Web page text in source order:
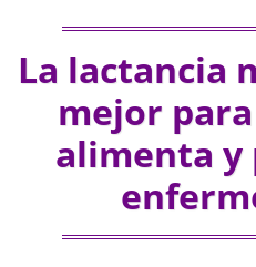
La lactancia
mejor
alimenta y